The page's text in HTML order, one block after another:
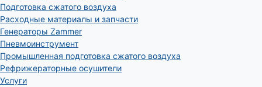
Подготовка сжатого воздуха
Расходные материалы и запчасти
Генераторы Zammer
Пневмоинструмент
Промышленная подготовка сжатого воздуха
Рефрижераторные осушители
Услуги